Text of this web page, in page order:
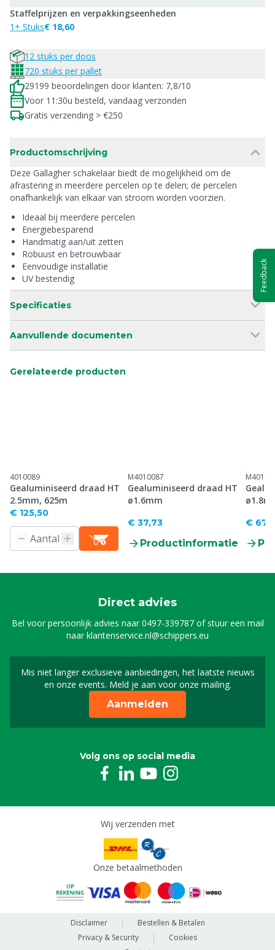
Staffelprijzen en verpakkingseenheden
1+ Stuks€ 18,60
12 stuks per doos
720 stuks per pallet
29199 beoordelingen door klanten: 7,8/10
Voor 11:30u besteld, vandaag verzonden
Gratis verzending > €250
Productomschrijving
Deze Gallagher schakelaar biedt de mogelijkheid om de
afrastering in meerdere percelen op te delen; de percelen
onafhankelijk van elkaar van stroom worden voorzien.
Ideaal bij meerdere percelen
Energiebesparend
Handmatig aan/uit zetten
Robuust en betrouwbaar
Eenvoudige installatie
UV bestendig
Specificaties
Aanvullende documenten
Gerelateerde producten
4010089
Gealuminiseerd draad HT
2.5mm, 625m
€ 125,50
M4010087
Gealuminiseerd draad HT
ø1.6mm
€ 37,73
Productinformatie
€
Direct advies
Bel voor persoonlijk advies naar0497-339787of stuur een mail
naarklantenservice.nl@schippers.eu
Mis niet langer exclusieve aanbiedingen, het laatste nieuws
en onze events. Meld je aan voor onze mailing.
Schrijf je in voor onze
Aanmelden
Volg ons op social media
Wij verzenden met
Onze betaalmethoden
Disclaimer
Bestellen & Betalen
Privacy & Security
Cookies
Feedback